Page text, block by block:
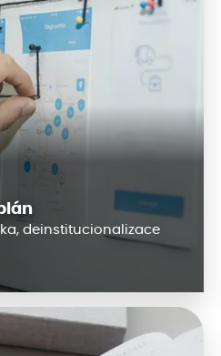
deinstitucionalizace